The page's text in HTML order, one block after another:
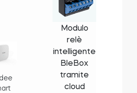
Modulo
relè
intelligente
BleBox
tramite
cloud